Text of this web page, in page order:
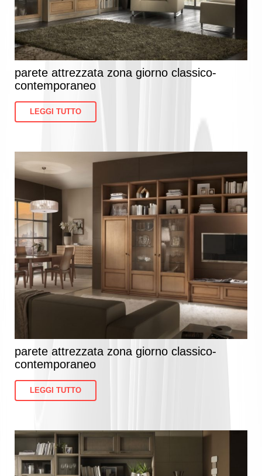
parete attrezzata zona giorno classico-
contemporaneo
LEGGI TUTTO
parete attrezzata zona giorno classico-
contemporaneo
LEGGI TUTTO